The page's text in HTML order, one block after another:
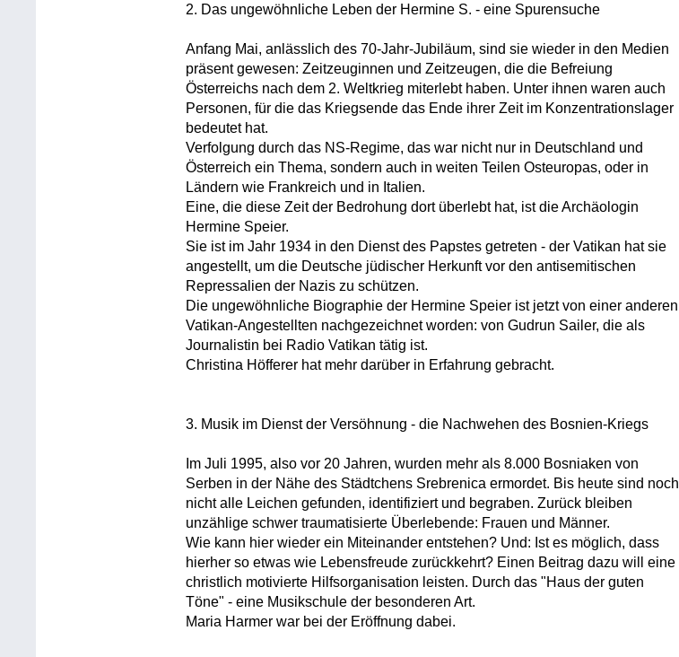
2. Das ungewöhnliche Leben der Hermine S. - eine Spurensuche
Anfang Mai, anlässlich des 70-Jahr-Jubiläum, sind sie wieder in den Medien
präsent gewesen: Zeitzeuginnen und Zeitzeugen, die die Befreiung
Österreichs nach dem 2. Weltkrieg miterlebt haben. Unter ihnen waren auch
Personen, für die das Kriegsende das Ende ihrer Zeit im Konzentrationslager
bedeutet hat.
Verfolgung durch das NS-Regime, das war nicht nur in Deutschland und
Österreich ein Thema, sondern auch in weiten Teilen Osteuropas, oder in
Ländern wie Frankreich und in Italien.
Eine, die diese Zeit der Bedrohung dort überlebt hat, ist die Archäologin
Hermine Speier.
Sie ist im Jahr 1934 in den Dienst des Papstes getreten - der Vatikan hat sie
angestellt, um die Deutsche jüdischer Herkunft vor den antisemitischen
Repressalien der Nazis zu schützen.
Die ungewöhnliche Biographie der Hermine Speier ist jetzt von einer anderen
Vatikan-Angestellten nachgezeichnet worden: von Gudrun Sailer, die als
Journalistin bei Radio Vatikan tätig ist.
Christina Höfferer hat mehr darüber in Erfahrung gebracht.
3. Musik im Dienst der Versöhnung - die Nachwehen des Bosnien-Kriegs
Im Juli 1995, also vor 20 Jahren, wurden mehr als 8.000 Bosniaken von
Serben in der Nähe des Städtchens Srebrenica ermordet. Bis heute sind noch
nicht alle Leichen gefunden, identifiziert und begraben. Zurück bleiben
unzählige schwer traumatisierte Überlebende: Frauen und Männer.
Wie kann hier wieder ein Miteinander entstehen? Und: Ist es möglich, dass
hierher so etwas wie Lebensfreude zurückkehrt? Einen Beitrag dazu will eine
christlich motivierte Hilfsorganisation leisten. Durch das "Haus der guten
Töne" - eine Musikschule der besonderen Art.
Maria Harmer war bei der Eröffnung dabei.